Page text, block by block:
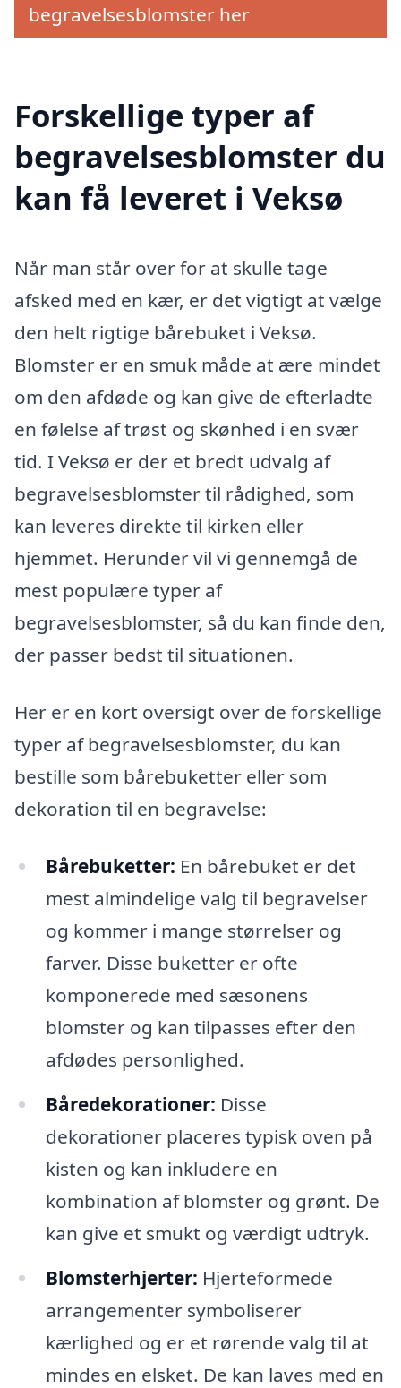
begravelsesblomster her
Forskellige typer af
begravelsesblomster du
kan få leveret i Veksø
Når man står over for at skulle tage
afsked med en kær, er det vigtigt at vælge
den helt rigtige bårebuket i Veksø.
Blomster er en smuk måde at ære mindet
om den afdøde og kan give de efterladte
en følelse af trøst og skønhed i en svær
tid. I Veksø er der et bredt udvalg af
begravelsesblomster til rådighed, som
kan leveres direkte til kirken eller
hjemmet. Herunder vil vi gennemgå de
mest populære typer af
begravelsesblomster, så du kan finde den,
der passer bedst til situationen.
Her er en kort oversigt over de forskellige
typer af begravelsesblomster, du kan
bestille som bårebuketter eller som
dekoration til en begravelse:
Bårebuketter: En bårebuket er det
mest almindelige valg til begravelser
og kommer i mange størrelser og
farver. Disse buketter er ofte
komponerede med sæsonens
blomster og kan tilpasses efter den
afdødes personlighed.
Båredekorationer: Disse
dekorationer placeres typisk oven på
kisten og kan inkludere en
kombination af blomster og grønt. De
kan give et smukt og værdigt udtryk.
Blomsterhjerter: Hjerteformede
arrangementer symboliserer
kærlighed og er et rørende valg til at
mindes en elsket. De kan laves med en